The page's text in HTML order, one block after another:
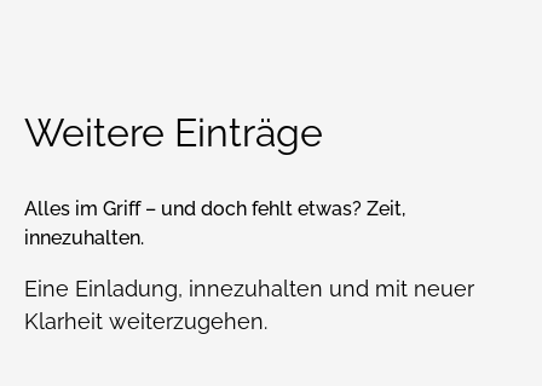
Weitere Einträge
Alles im Griff – und doch fehlt etwas? Zeit,
innezuhalten.
Eine Einladung, innezuhalten und mit neuer
Klarheit weiterzugehen.